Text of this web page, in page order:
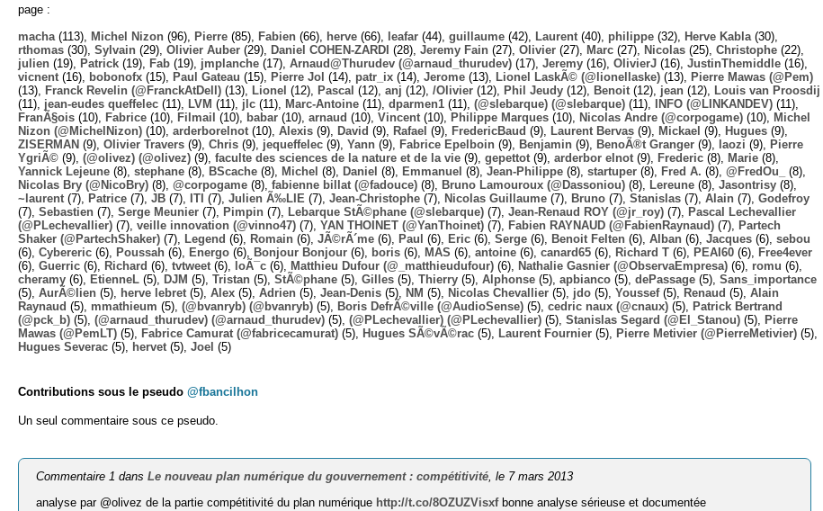
page :
macha (113), Michel Nizon (96), Pierre (85), Fabien (66), herve (66), leafar (44), guillaume (42), Laurent (40), philippe (32), Herve Kabla (30),
rthomas (30), Sylvain (29), Olivier Auber (29), Daniel COHEN-ZARDI (28), Jeremy Fain (27), Olivier (27), Marc (27), Nicolas (25), Christophe (22),
julien (19), Patrick (19), Fab (19), jmplanche (17), Arnaud@Thurudev (@arnaud_thurudev) (17), Jeremy (16), OlivierJ (16), JustinThemiddle (16),
vicnent (16), bobonofx (15), Paul Gateau (15), Pierre Jol (14), patr_ix (14), Jerome (13), Lionel LaskÃ© (@lionellaske) (13),
Pierre Mawas (@Pem)
(13),
Franck Revelin (@FranckAtDell) (13), Lionel (12), Pascal (12), anj (12), /Olivier (12), Phil Jeudy (12), Benoit (12), jean (12),
Louis van Proosdij
(11), jean-eudes queffelec (11), LVM (11), jlc (11), Marc-Antoine (11), dparmen1 (11), (@slebarque) (@slebarque) (11), INFO (@LINKANDEV) (11),
FranÃ§ois (10), Fabrice (10), Filmail (10), babar (10), arnaud (10), Vincent (10), Philippe Marques (10), Nicolas Andre (@corpogame) (10),
Michel
Nizon (@MichelNizon) (10), arderborelnot (10), Alexis (9), David (9), Rafael (9), FredericBaud (9), Laurent Bervas (9), Mickael (9), Hugues (9),
ZISERMAN (9), Olivier Travers (9), Chris (9), jequeffelec (9), Yann (9), Fabrice Epelboin (9), Benjamin (9), BenoÃ®t Granger (9), laozi (9),
Pierre
YgriÃ© (9), (@olivez) (@olivez) (9), faculte des sciences de la nature et de la vie (9), gepettot (9), arderbor elnot (9), Frederic (8), Marie (8),
Yannick Lejeune (8), stephane (8), BScache (8), Michel (8), Daniel (8), Emmanuel (8), Jean-Philippe (8), startuper (8), Fred A. (8), @FredOu_
(8),
Nicolas Bry (@NicoBry) (8), @corpogame (8), fabienne billat (@fadouce) (8), Bruno Lamouroux (@Dassoniou) (8), Lereune (8), Jasontrisy (8),
~laurent (7), Patrice (7), JB (7), ITI (7), Julien Ã‰LIE (7), Jean-Christophe (7), Nicolas Guillaume (7), Bruno (7), Stanislas (7), Alain (7), Godefroy
(7), Sebastien (7), Serge Meunier (7), Pimpin (7), Lebarque StÃ©phane (@slebarque) (7), Jean-Renaud ROY (@jr_roy) (7),
Pascal Lechevallier
(@PLechevallier) (7), veille innovation (@vinno47) (7), YAN THOINET (@YanThoinet) (7), Fabien RAYNAUD (@FabienRaynaud) (7),
Partech
Shaker (@PartechShaker) (7), Legend (6), Romain (6), JÃ©rÃ´me (6), Paul (6), Eric (6), Serge (6), Benoit Felten (6), Alban (6), Jacques (6), sebou
(6), Cybereric (6), Poussah (6), Energo (6), Bonjour Bonjour (6), boris (6), MAS (6), antoine (6), canard65 (6), Richard T (6), PEAI60 (6),
Free4ever
(6), Guerric (6), Richard (6), tvtweet (6), loÃ¯c (6), Matthieu Dufour (@_matthieudufour) (6), Nathalie Gasnier (@ObservaEmpresa) (6), romu (6),
cheramy (6), EtienneL (5), DJM (5), Tristan (5), StÃ©phane (5), Gilles (5), Thierry (5), Alphonse (5), apbianco (5), dePassage (5), Sans_importance
(5), AurÃ©lien (5), herve lebret (5), Alex (5), Adrien (5), Jean-Denis (5), NM (5), Nicolas Chevallier (5), jdo (5), Youssef(5), Renaud (5), Alain
Raynaud (5), mmathieum (5), (@bvanryb) (@bvanryb) (5), Boris DefrÃ©ville (@AudioSense) (5), cedric naux (@cnaux) (5),
Patrick Bertrand
(@pck_b) (5), (@arnaud_thurudev) (@arnaud_thurudev) (5), (@PLechevallier) (@PLechevallier) (5), Stanislas Segard (@El_Stanou) (5),
Pierre
Mawas (@PemLT) (5), Fabrice Camurat (@fabricecamurat) (5), Hugues SÃ©vÃ©rac (5), Laurent Fournier (5), Pierre Metivier (@PierreMetivier) (5),
Hugues Severac (5), hervet (5), Joel (5)
Contributions sous le pseudo @fbancilhon
Un seul commentaire sous ce pseudo.
Commentaire 1 dansLe nouveau plan numérique du gouvernement : compétitivité , le 7 mars 2013
analyse par @olivez de la partie compétitivité du plan numérique http://t.co/8OZUZVisxfbonne analyse sérieuse et documentée